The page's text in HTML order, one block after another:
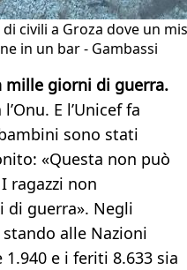
civili a Groza dove un
in un bar - Gambassi
mille giorni di guerra.
E l’Unicef fa
sono stati
«Questa non può
ragazzi non
di guerra». Negli
alle Nazioni
e i feriti 8.633 sia